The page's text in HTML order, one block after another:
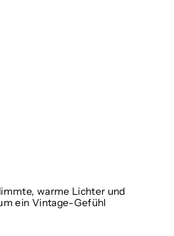
warme Lichter und
ein Vintage-Gefühl